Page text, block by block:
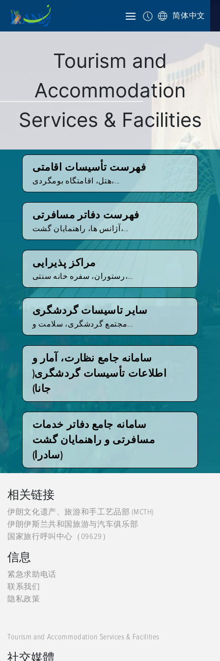
简体中文
Tourism and
Accommodation
Services & Facilities
فهرست تأسیسات اقامتی
هتل، اقامتگاه بومگردی،...
فهرست دفاتر مسافرتی
آژانس ها، راهنمایان گشت،...
مراکز پذیرایی
رستوران، سفره خانه سنتی،...
سایر تاسیسات گردشگری
مجتمع گردشگری، سلامت و...
سامانه جامع نظارت، آمار و
اطلاعات تأسیسات گردشگری(
جانا)
سامانه جامع دفاتر خدمات
مسافرتی و راهنمایان گشت
(سادرا)
相关链接
伊朗文化遗产、旅游和手工艺品部 (MCTH)
伊朗伊斯兰共和国旅游与汽车俱乐部
国家旅行呼叫中心（09629）
信息
紧急求助电话
联系我们
隐私政策
Tourism and Accommodation Services & Facilities
社交媒體